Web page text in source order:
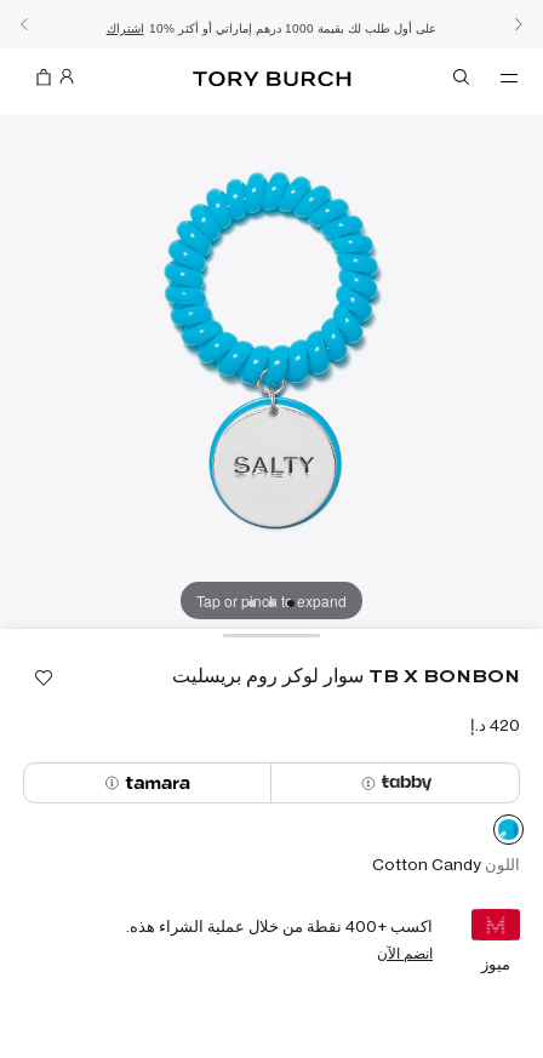
الموسم الجديد: إطلالات العملتسوّقي التشكيلة تشكيلة عيد الأضحىتسوقي اشتراك 10% على أول طلب لك بقيمة 1000 درهم إماراتي أو أكثر تفاصيل - الشحن المجاني تفاصيل - تسوق الآن واستلم في المتجر
Tap or pinch to expand
TB X BONBON سوار لوكر روم بريسليت
اللون Cotton Candy
ميوز
اكسب +400 نقطة من خلال عملية الشراء هذه.
انضم الآن